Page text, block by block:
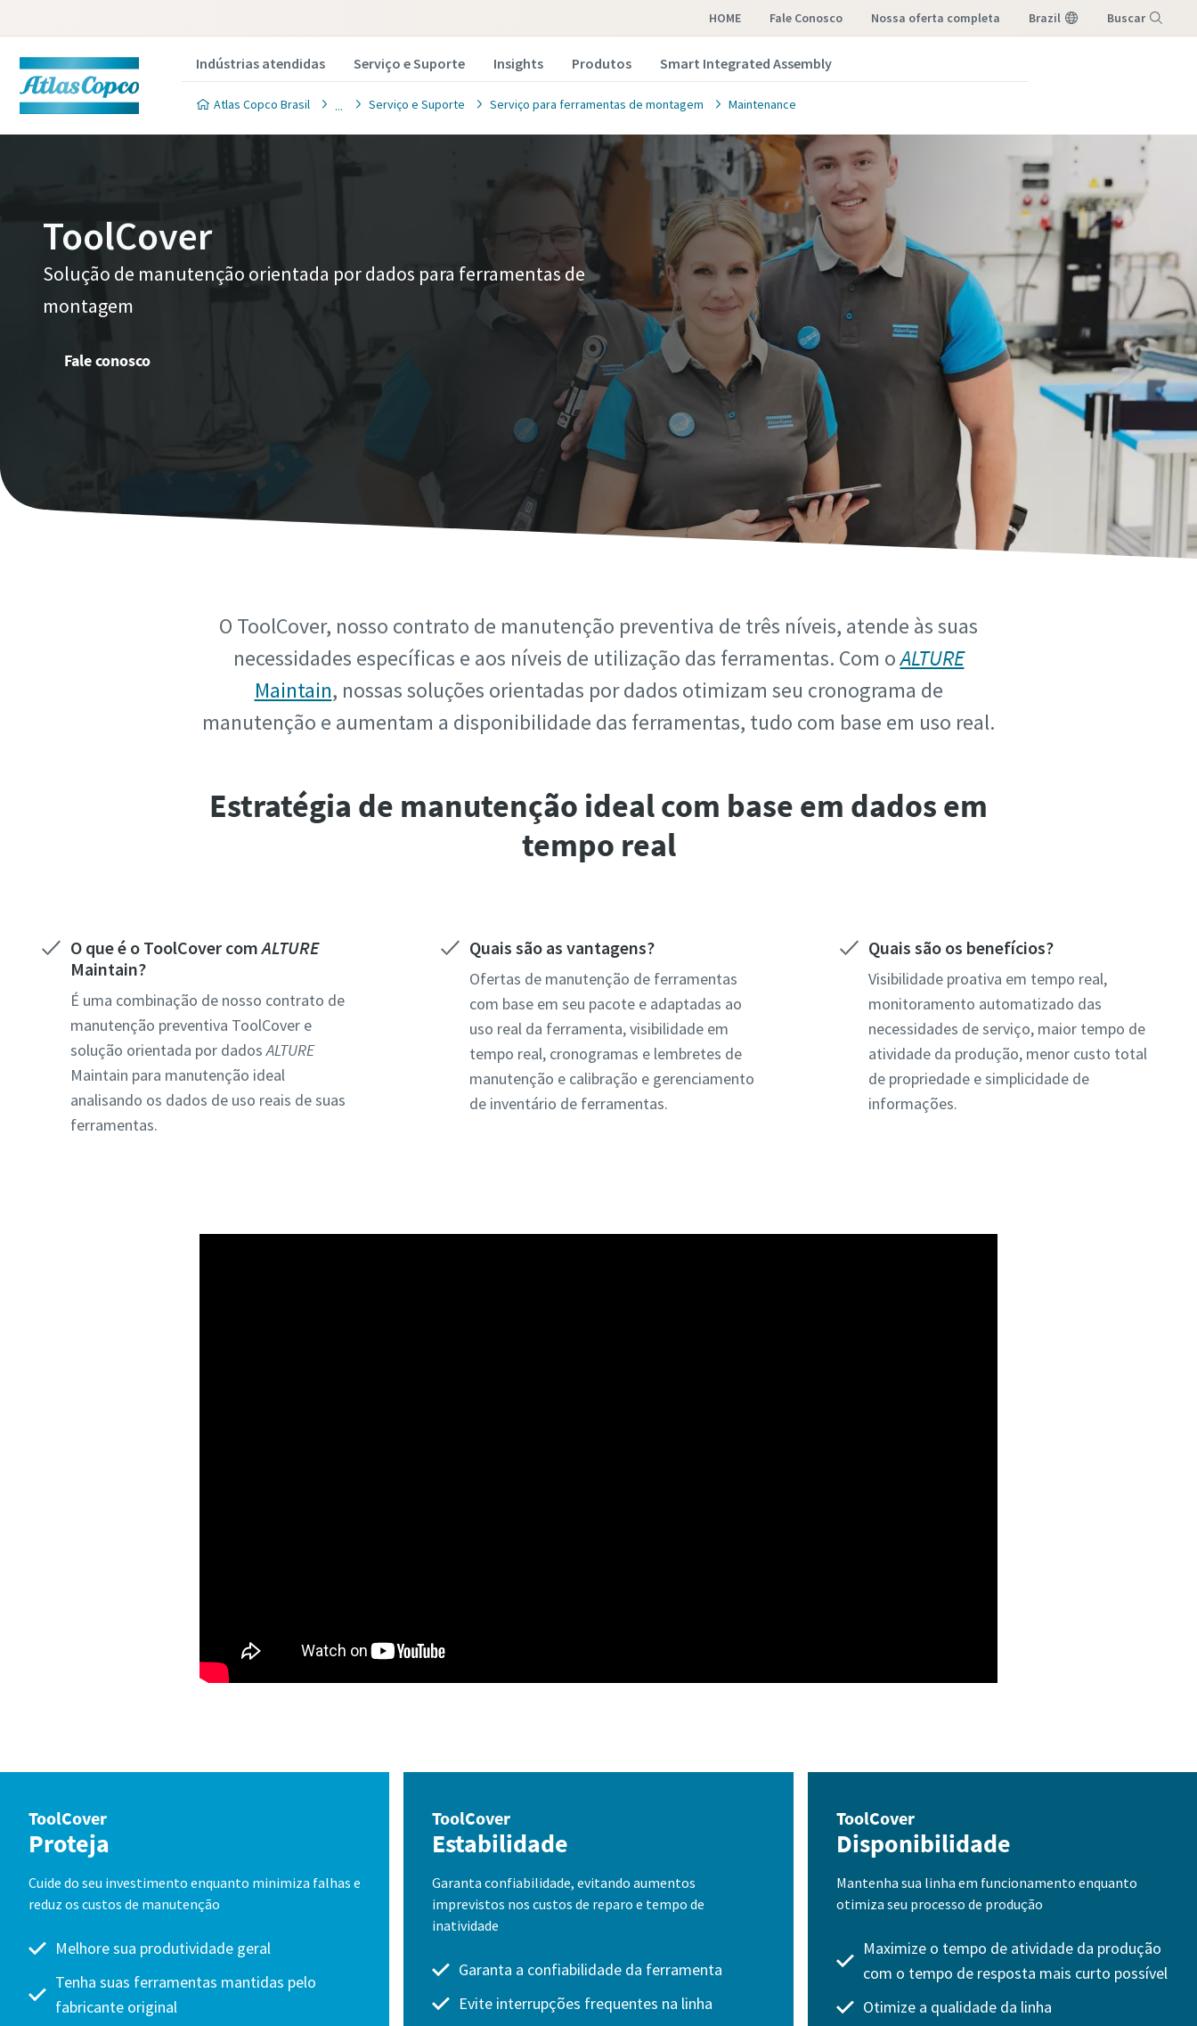
HOME Fale Conosco nossa oferta completa Brazil Buscar
Indústrias atendidas Serviço e Suporte Insights Produtos Smart Integrated Assembly
Atlas Copco Brasil Serviço e Suporte Serviço para ferramentas de montagem Maintenance
ToolCover
Solução de manutenção orientada por dados para ferramentas de
montagem
Fale conosco
O ToolCover, nosso contrato de manutenção preventiva de três níveis, atende às suas
necessidades específicas e aos níveis de utilização das ferramentas. Com oALTURE
Maintain, nossas soluções orientadas por dados otimizam seu cronograma de
manutenção e aumentam a disponibilidade das ferramentas, tudo com base em uso real.
Estratégia de manutenção ideal com base em dados em
tempo real
O que é o ToolCover comALTURE
Maintain?
É uma combinação de nosso contrato de
manutenção preventiva ToolCover e
solução orientada por dadosALTURE
Maintain para manutenção ideal
analisando os dados de uso reais de suas
ferramentas.
Quais são as vantagens?
Ofertas de manutenção de ferramentas
com base em seu pacote e adaptadas ao
uso real da ferramenta, visibilidade em
tempo real, cronogramas e lembretes de
manutenção e calibração e gerenciamento
de inventário de ferramentas.
Quais são os benefícios?
Visibilidade proativa em tempo real,
monitoramento automatizado das
necessidades de serviço, maior tempo de
atividade da produção, menor custo total
de propriedade e simplicidade de
informações.
ToolCover
Proteja
Cuide do seu investimento enquanto minimiza falhas e
reduz os custos de manutenção
Melhore sua produtividade geral
Tenha suas ferramentas mantidas pelo
fabricante original
ToolCover
Estabilidade
Garanta confiabilidade, evitando aumentos
imprevistos nos custos de reparo e tempo de
inatividade
Garanta a confiabilidade da ferramenta
Evite interrupções frequentes na linha
ToolCover
Disponibilidade
Mantenha sua linha em funcionamento enquanto
otimiza seu processo de produção
Maximize o tempo de atividade da produção
com o tempo de resposta mais curto possível
Otimize a qualidade da linha